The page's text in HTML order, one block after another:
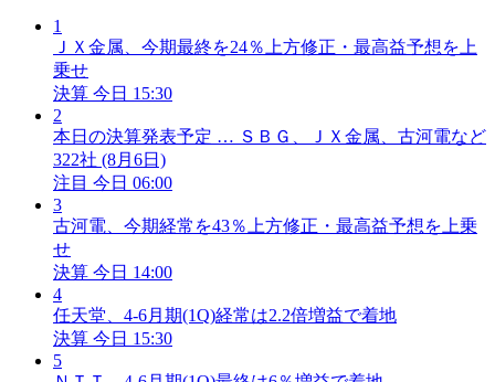
1
ＪＸ金属、今期最終を24％上方修正・最高益予想を上
乗せ
決算 今日 15:30
2
本日の決算発表予定 … ＳＢＧ、ＪＸ金属、古河電など
322社 (8月6日)
注目 今日 06:00
3
古河電、今期経常を43％上方修正・最高益予想を上乗
せ
決算 今日 14:00
4
任天堂、4-6月期(1Q)経常は2.2倍増益で着地
決算 今日 15:30
5